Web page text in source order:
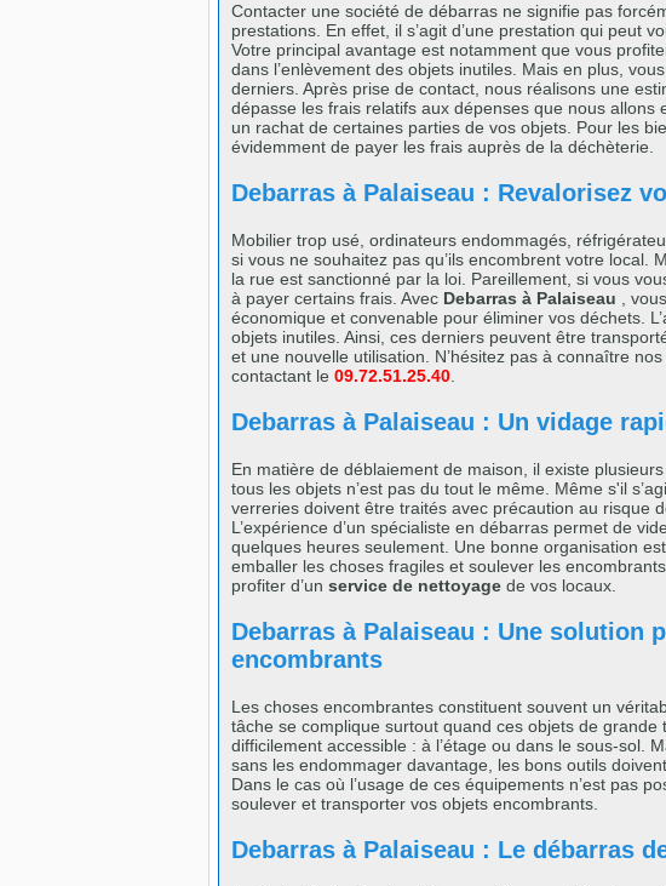
Contacter une société de débarras ne signifie pas
prestations. En effet, il s’agit d’une prestation qui peut
Votre principal avantage est notamment que vous
dans l’enlèvement des objets inutiles. Mais en plus,
derniers. Après prise de contact, nous réalisons une
dépasse les frais relatifs aux dépenses que nous
un rachat de certaines parties de vos objets. Pour les
évidemment de payer les frais auprès de la déchèterie.
Debarras à Palaiseau : Revalorisez
Mobilier trop usé, ordinateurs endommagés,
si vous ne souhaitez pas qu’ils encombrent votre local.
la rue est sanctionné par la loi. Pareillement, si vous
à payer certains frais. Avec Debarras à Palaiseau ,
économique et convenable pour éliminer vos déchets.
objets inutiles. Ainsi, ces derniers peuvent être
et une nouvelle utilisation. N’hésitez pas à connaître
contactant le 09.72.51.25.40.
Debarras à Palaiseau : Un vidage
En matière de déblaiement de maison, il existe
tous les objets n’est pas du tout le même. Même s'il
verreries doivent être traités avec précaution au risque
L’expérience d’un spécialiste en débarras permet de
quelques heures seulement. Une bonne organisation
emballer les choses fragiles et soulever les
profiter d’un service de nettoyage de vos locaux.
Debarras à Palaiseau : Une solution
encombrants
Les choses encombrantes constituent souvent un
tâche se complique surtout quand ces objets de
difficilement accessible : à l’étage ou dans le sous-sol.
sans les endommager davantage, les bons outils
Dans le cas où l’usage de ces équipements n’est pas
soulever et transporter vos objets encombrants.
Debarras à Palaiseau : Le débarras